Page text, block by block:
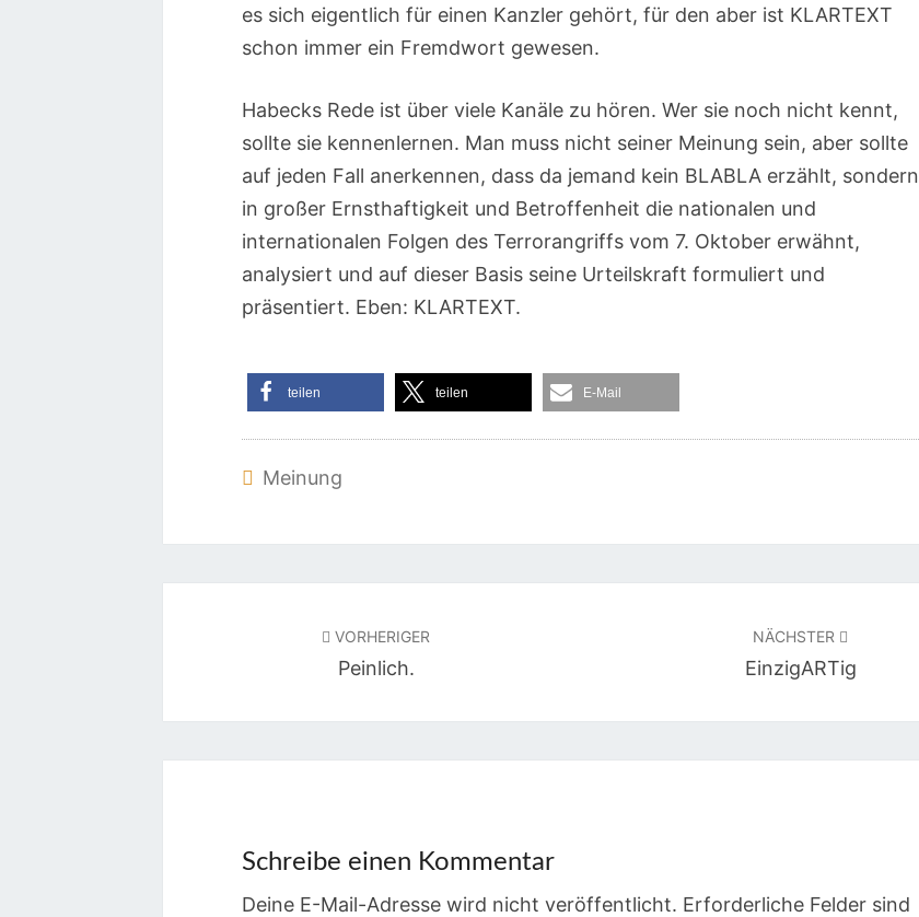
es sich eigentlich für einen Kanzler gehört, für den aber ist KLARTEXT
schon immer ein Fremdwort gewesen.
Habecks Rede ist über viele Kanäle zu hören. Wer sie noch nicht kennt,
sollte sie kennenlernen. Man muss nicht seiner Meinung sein, aber sollte
auf jeden Fall anerkennen, dass da jemand kein BLABLA erzählt, sondern
in großer Ernsthaftigkeit und Betroffenheit die nationalen und
internationalen Folgen des Terrorangriffs vom 7. Oktober erwähnt,
analysiert und auf dieser Basis seine Urteilskraft formuliert und
präsentiert. Eben: KLARTEXT.
teilen teilen E-Mail
Meinung
VORHERIGER
Peinlich.
NÄCHSTER
EinzigARTig
Schreibe einen Kommentar
Deine E-Mail-Adresse wird nicht veröffentlicht. Erforderliche Felder sind